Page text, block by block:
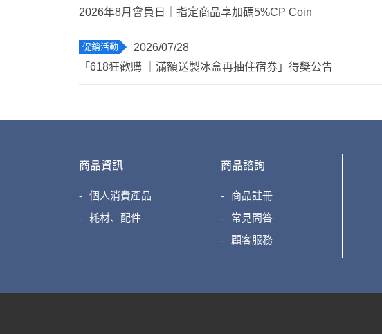
2026年8月會員日｜指定商品享加碼5%CP Coin
促銷活動
2026/07/28
「618狂歡購 ｜滿額送製冰盒再抽住宿券」得獎公告
商品資訊
個人消費產品
耗材、配件
商品諮詢
商品註冊
常見問答
顧客服務